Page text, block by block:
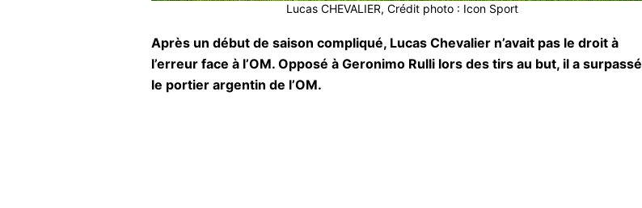
Lucas CHEVALIER, Crédit photo : Icon Sport
Après un début de saison compliqué, Lucas Chevalier n’avait pas le droit à
l’erreur face à l’OM. Opposé à Geronimo Rulli lors des tirs au but, il a surpassé
le portier argentin de l’OM.